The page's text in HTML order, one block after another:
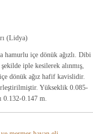
(Lidya)
hamurlu içe dönük ağızlı. Dibi
iple kesilerek alınmış,
dönük ağız hafif kavislidir.
Yükseklik 0.085-
0.132-0.147 m.